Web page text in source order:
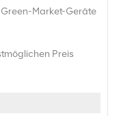
Market-Geräte
Preis